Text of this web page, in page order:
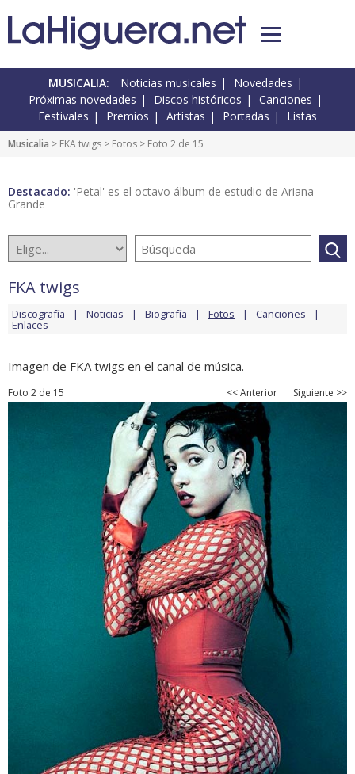
MUSICALIA: Noticias musicales
Novedades
Próximas novedades
Discos históricos
Canciones
Festivales
Premios Artistas Portadas Listas
Musicalia > FKA twigs > Fotos > Foto 2 de 15
Destacado: 'Petal' es el octavo álbum de estudio de Ariana
Grande
FKA twigs
Discografía Noticias Biografía Fotos Canciones
Enlaces
Imagen de FKA twigs en el canal de música.
Foto 2 de 15 << Anterior Siguiente >>